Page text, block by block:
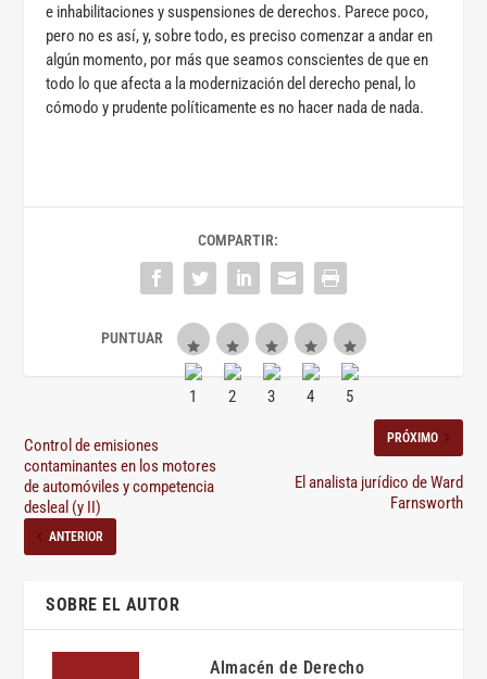
e inhabilitaciones y suspensiones de derechos. Parece poco,
pero no es así, y, sobre todo, es preciso comenzar a andar en
algún momento, por más que seamos conscientes de que en
todo lo que afecta a la modernización del derecho penal, lo
cómodo y prudente políticamente es no hacer nada de nada.
COMPARTIR:
Control de emisiones
contaminantes en los motores
de automóviles y competencia
desleal (y II)
ANTERIOR
PRÓXIMO
El analista jurídico de Ward
Farnsworth
SOBRE EL AUTOR
Almacén de Derecho